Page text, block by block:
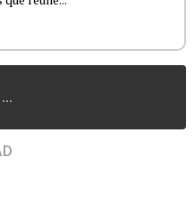
...